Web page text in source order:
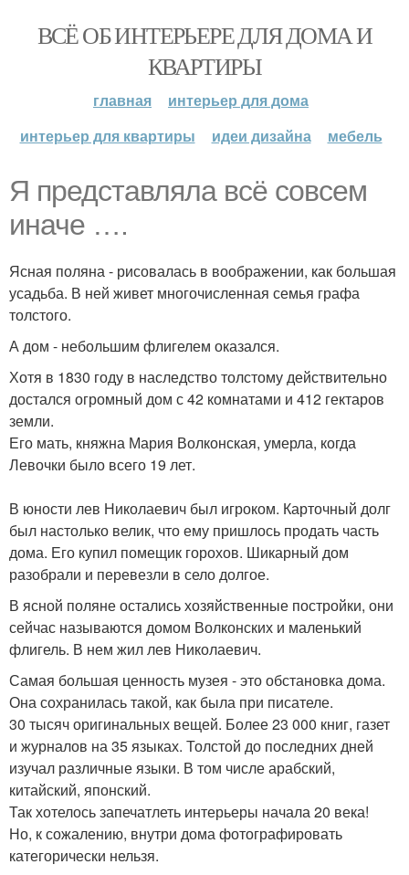
ВСЁ ОБ ИНТЕРЬЕРЕ ДЛЯ ДОМА И
КВАРТИРЫ
главная
интерьер для дома
интерьер для квартиры
идеи дизайна мебель
Я представляла всё совсем
иначе ….
Ясная поляна - рисовалась в воображении, как большая
усадьба. В ней живет многочисленная семья графа
толстого.
А дом - небольшим флигелем оказался.
Хотя в 1830 году в наследство толстому действительно
достался огромный дом с 42 комнатами и 412 гектаров
земли.
Его мать, княжна Мария Волконская, умерла, когда
Левочки было всего 19 лет.
В юности лев Николаевич был игроком. Карточный долг
был настолько велик, что ему пришлось продать часть
дома. Его купил помещик горохов. Шикарный дом
разобрали и перевезли в село долгое.
В ясной поляне остались хозяйственные постройки, они
сейчас называются домом Волконских и маленький
флигель. В нем жил лев Николаевич.
Самая большая ценность музея - это обстановка дома.
Она сохранилась такой, как была при писателе.
30 тысяч оригинальных вещей. Более 23 000 книг, газет
и журналов на 35 языках. Толстой до последних дней
изучал различные языки. В том числе арабский,
китайский, японский.
Так хотелось запечатлеть интерьеры начала 20 века!
Но, к сожалению, внутри дома фотографировать
категорически нельзя.